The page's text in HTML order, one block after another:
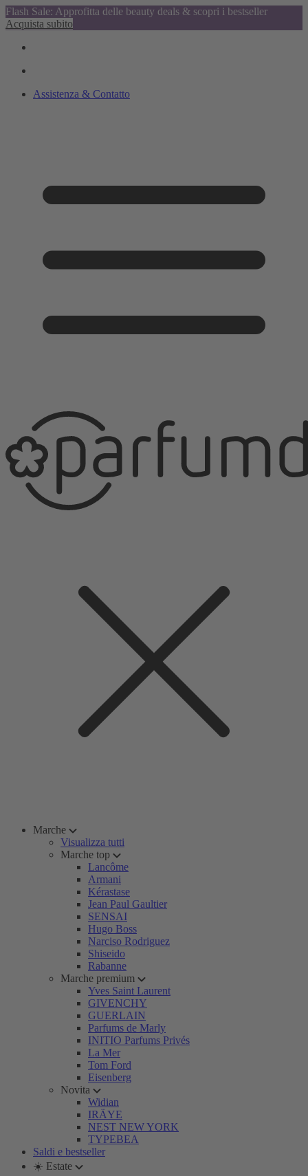
Flash Sale: Approfitta delle beauty deals & scopri i bestseller
Acquista subito
Assistenza & Contatto
Marche
Visualizza tutti
Marche top
Lancôme
Armani
Kérastase
Jean Paul Gaultier
SENSAI
Hugo Boss
Narciso Rodriguez
Shiseido
Rabanne
Marche premium
Yves Saint Laurent
GIVENCHY
GUERLAIN
Parfums de Marly
INITIO Parfums Privés
La Mer
Tom Ford
Eisenberg
Novita
Widian
IRÄYE
NEST NEW YORK
TYPEBEA
Saldi e bestseller
☀️ Estate